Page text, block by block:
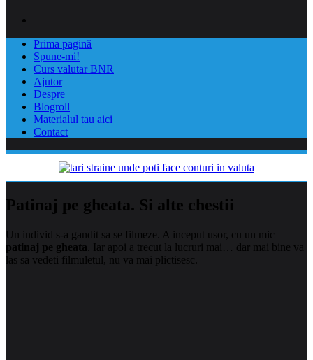
Prima pagină
Spune-mi!
Curs valutar BNR
Ajutor
Despre
Blogroll
Materialul tau aici
Contact
Patinaj pe gheata. Si alte chestii
Un individ s-a gandit sa se filmeze. A inceput usor, cu un mic
patinaj pe gheata . Iar apoi a trecut la lucruri mai… dar mai bine va
las sa vedeti filmuletul, nu va mai plictisesc.